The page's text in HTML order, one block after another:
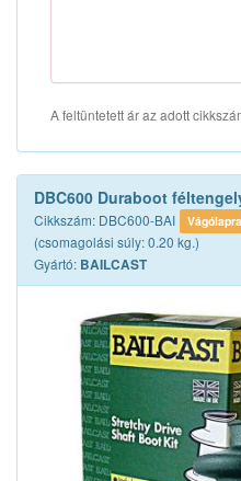
A feltüntetett ár az adott
DBC600 Duraboot
Cikkszám: DBC600-BAI Vágólapra
(csomagolási súly: 0.20 kg.)
Gyártó: BAILCAST